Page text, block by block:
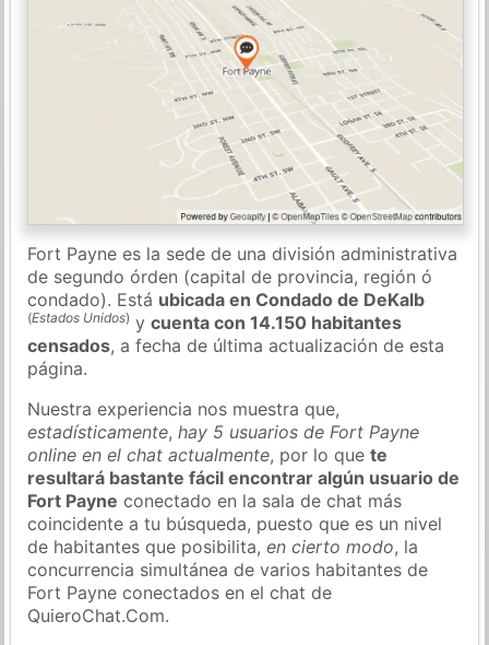
Fort Payne es la sede de una división administrativa
de segundo órden (capital de provincia, región ó
condado). Está ubicada en Condado de DeKalb
(Estados Unidos) ycuenta con 14.150 habitantes
censados, a fecha de última actualización de esta
página.
Nuestra experiencia nos muestra que,
estadísticamente,hay 5 usuarios de Fort Payne
online en el chat actualmente, por lo quete
resultará bastante fácil encontrar algún usuario de
Fort Payne conectado en la sala de chat más
coincidente a tu búsqueda, puesto que es un nivel
de habitantes que posibilita,en cierto modo, la
concurrencia simultánea de varios habitantes de
Fort Payne conectados en el chat de
QuieroChat.Com.